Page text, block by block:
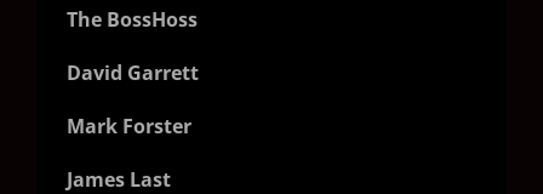
The BossHoss
David Garrett
Mark Forster
James Last